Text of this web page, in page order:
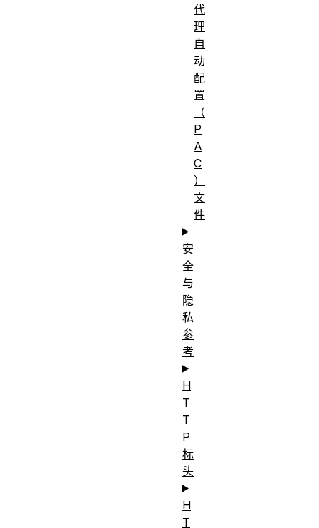
代
理
自
动
配
置
（
P
A
C
）
文
件
安
全
与
隐
私
参
考
H
T
T
P
标
头
H
T